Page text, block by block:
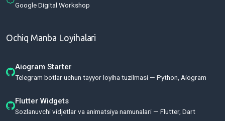
Google Digital Workshop
Ochiq Manba Loyihalari
Aiogram Starter
Telegram botlar uchun tayyor loyiha tuzilmasi — Python, Aiogram
Flutter Widgets
Sozlanuvchi vidjetlar va animatsiya namunalari — Flutter, Dart